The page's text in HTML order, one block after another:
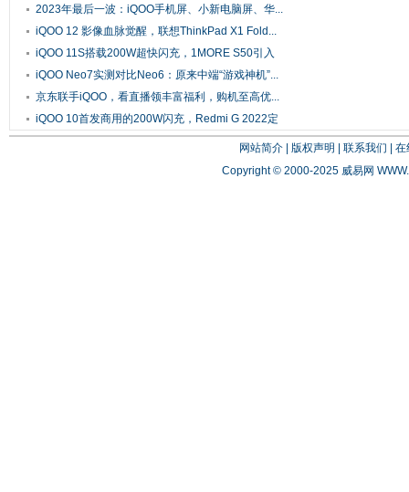
价...
2023年最后一波：iQOO手机屏、小新电脑屏、华...
iQOO 12 影像血脉觉醒，联想ThinkPad X1 Fold...
iQOO 11S搭载200W超快闪充，1MORE S50引入
AI智...
iQOO Neo7实测对比Neo6：原来中端“游戏神机”...
京东联手iQOO，看直播领丰富福利，购机至高优...
iQOO 10首发商用的200W闪充，Redmi G 2022定
位...
网站简介| 版权声明 联系我们
在
Copyright © 2000-2025 威易网 WWW.